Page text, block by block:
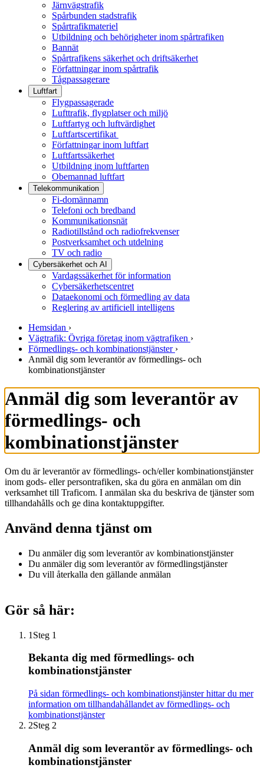
Järnvägstrafik
Spårbunden stadstrafik
Spårtrafikmateriel
Utbildning och behörigheter inom spårtrafiken
Bannät
Spårtrafikens säkerhet och driftsäkerhet
Författningar inom spårtrafik
Tågpassagerare
Luftfart
Flygpassagerade
Lufttrafik, flygplatser och miljö
Luftfartyg och luftvärdighet
Luftfartscertifikat
Författningar inom luftfart
Luftfartssäkerhet
Utbildning inom luftfarten
Obemannad luftfart
Telekommunikation
Fi-domännamn
Telefoni och bredband
Kommunikationsnät
Radiotillstånd och radiofrekvenser
Postverksamhet och utdelning
TV och radio
Cybersäkerhet och AI
Vardagssäkerhet för information
Cybersäkerhetscentret
Dataekonomi och förmedling av data
Reglering av artificiell intelligens
Hemsidan ›
Vägtrafik: Övriga företag inom vägtrafiken ›
Förmedlings- och kombinationstjänster ›
Anmäl dig som leverantör av förmedlings- och
kombinationstjänster
Anmäl dig som leverantör av
förmedlings- och
kombinationstjänster
Om du är leverantör av förmedlings- och/eller kombinationstjänster
inom gods- eller persontrafiken, ska du göra en anmälan om din
verksamhet till Traficom. I anmälan ska du beskriva de tjänster som
tillhandahålls och ge dina kontaktuppgifter.
Använd denna tjänst om
Du anmäler dig som leverantör av kombinationstjänster
Du anmäler dig som leverantör av förmedlingstjänster
Du vill återkalla den gällande anmälan
Gör så här:
1 Steg 1
Bekanta dig med förmedlings- och
kombinationstjänster
På sidan förmedlings- och kombinationstjänster hittar du mer
information om tillhandahållandet av förmedlings- och
kombinationstjänster
2Steg 2
Anmäl dig som leverantör av förmedlings- och
kombinationstjänster